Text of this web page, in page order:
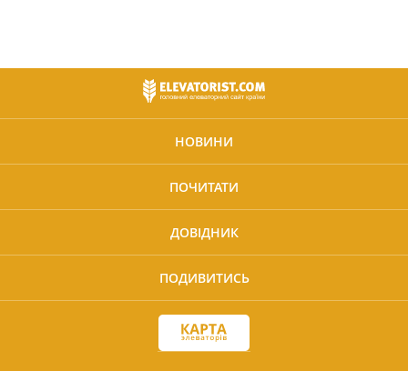
НОВИНИ
ПОЧИТАТИ
ДОВІДНИК
ПОДИВИТИСЬ